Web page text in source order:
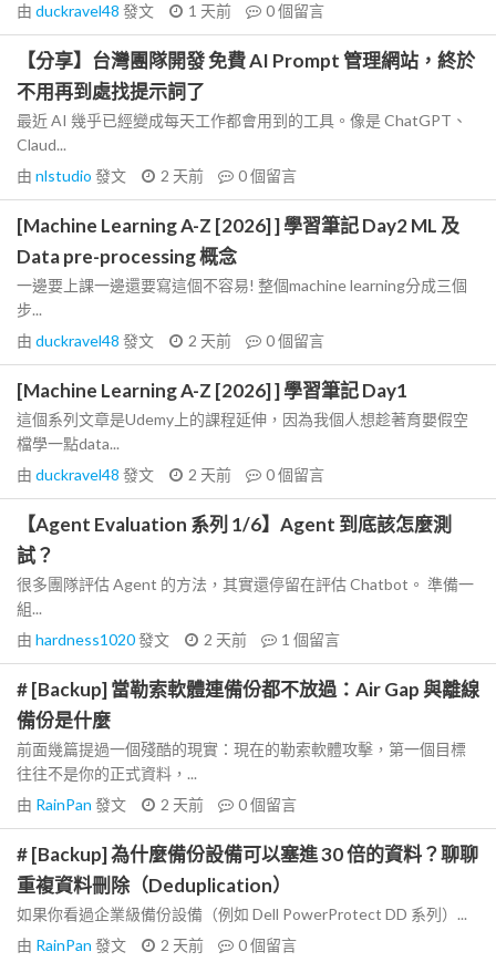
由 duckravel48 發文 1 天前 0個留言
【分享】台灣團隊開發 免費 AI Prompt 管理網站，終於
不用再到處找提示詞了
最近 AI 幾乎已經變成每天工作都會用到的工具。像是 ChatGPT、
Claud...
由 nlstudio 發文 2 天前 0個留言
[Machine Learning A-Z [2026] ] 學習筆記 Day2 ML 及
Data pre-processing 概念
一邊要上課一邊還要寫這個不容易! 整個machine learning分成三個
步...
由 duckravel48 發文 2 天前 0個留言
[Machine Learning A-Z [2026] ] 學習筆記 Day1
這個系列文章是Udemy上的課程延伸，因為我個人想趁著育嬰假空
檔學一點data...
由 duckravel48 發文 2 天前 0個留言
【Agent Evaluation 系列 1/6】Agent 到底該怎麼測
試？
很多團隊評估 Agent 的方法，其實還停留在評估 Chatbot。 準備一
組...
由 hardness1020發文 2 天前 1 個留言
# [Backup] 當勒索軟體連備份都不放過：Air Gap 與離線
備份是什麼
前面幾篇提過一個殘酷的現實：現在的勒索軟體攻擊，第一個目標
往往不是你的正式資料，...
由 RainPan 發文 2 天前 0個留言
# [Backup] 為什麼備份設備可以塞進 30 倍的資料？聊聊
重複資料刪除（Deduplication）
如果你看過企業級備份設備（例如 Dell PowerProtect DD 系列）...
由 RainPan 發文 2 天前 0個留言